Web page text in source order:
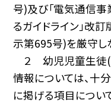
号)及び「電気通信
るガイドライン」改
示第695号)を厳守し
２ 幼児児童生徒(
情報については、十
に掲げる項目につい